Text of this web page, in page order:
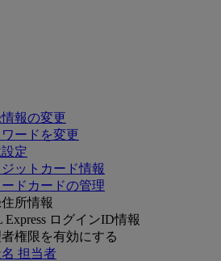
報の変更
ードを変更
定
ジットカード情報
ードカードの管理
所情報
Express ログインID情報
権限を有効にする
担当者